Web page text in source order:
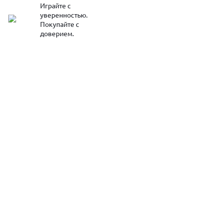
Играйте с
уверенностью.
Покупайте с
доверием.